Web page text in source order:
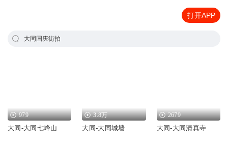
打开APP
大同国庆街拍
979
大同-大同七峰山
3.8万
大同-大同城墙
2679
大同-大同清真寺